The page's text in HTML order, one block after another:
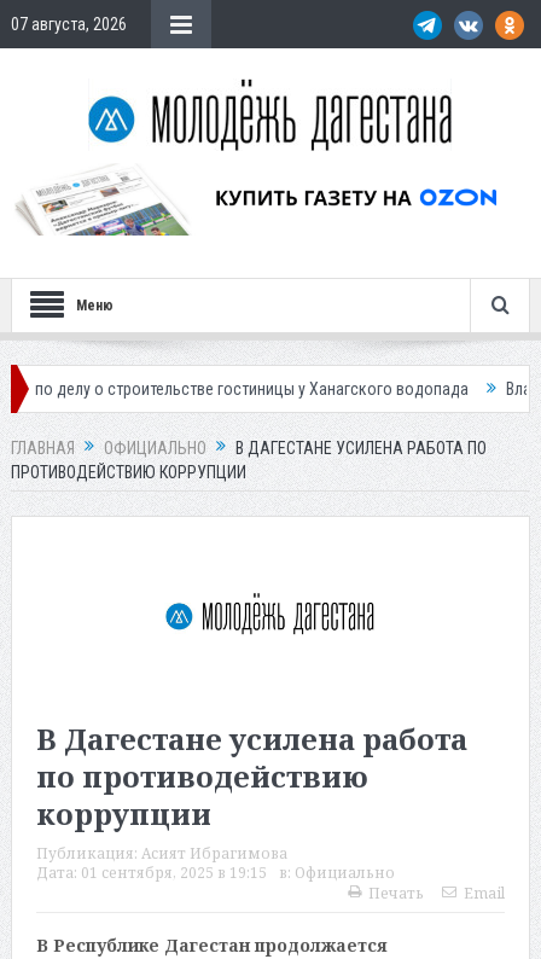
07 августа, 2026
Меню
гостиницы у Ханагского водопада Власти
ГЛАВНАЯ ОФИЦИАЛЬНО
В ДАГЕСТАНЕ УСИЛЕНА РАБОТА ПО
ПРОТИВОДЕЙСТВИЮ КОРРУПЦИИ
В Дагестане усилена работа
по противодействию
коррупции
Публикация: Асият Ибрагимова
Дата: 01 сентября, 2025 в 19:15 в: Официально
Печать
Email
В Республике Дагестан продолжается